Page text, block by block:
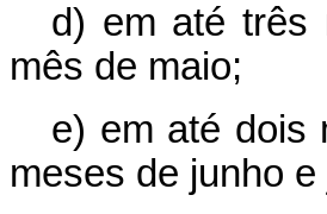
d) em até três
mês de maio;
e) em até dois
meses de junho e